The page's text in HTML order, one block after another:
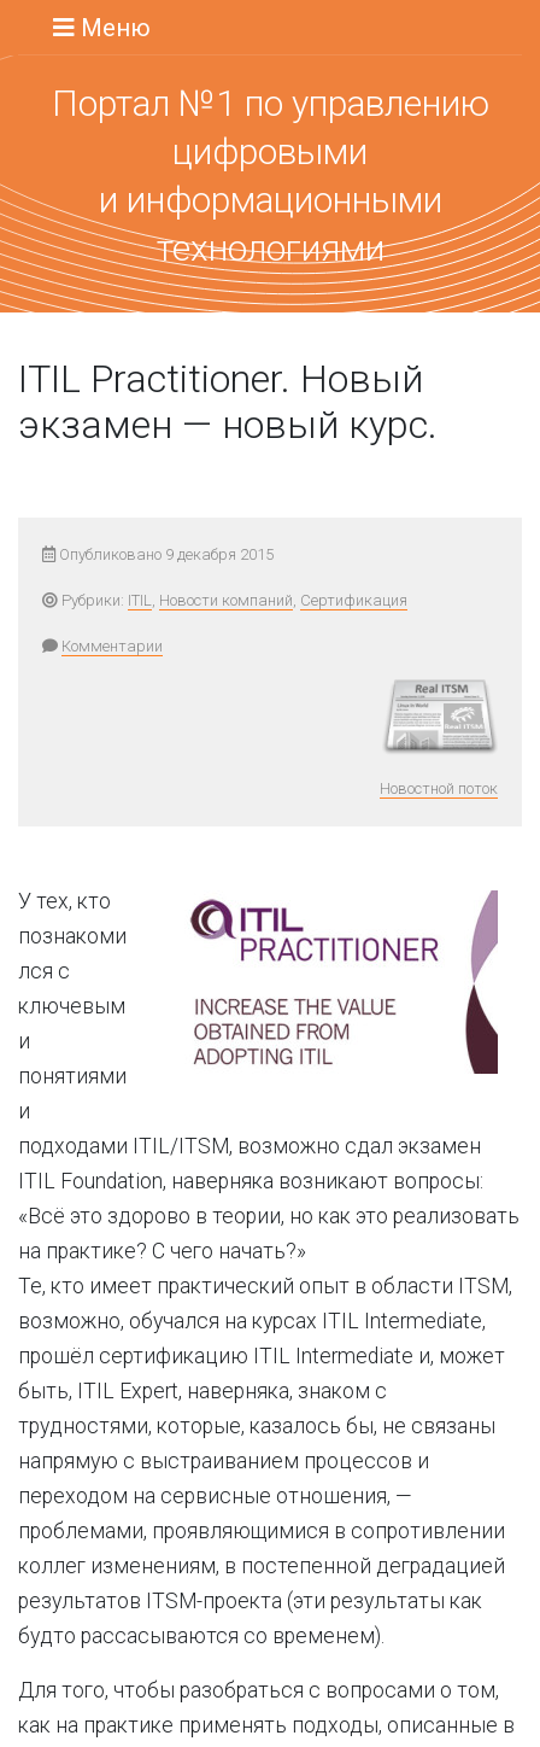
Меню
Портал №1 по управлению
цифровыми
и информационными
технологиями
ITIL Practitioner. Новый
экзамен — новый курс.
Опубликовано 9 декабря 2015
Рубрики: ITIL, Новости компаний, Сертификация
Комментарии
Новостной поток
У тех, кто
познакоми
лся с
ключевым
и
понятиями
и
подходами ITIL/ITSM, возможно сдал экзамен
ITIL Foundation, наверняка возникают вопросы:
«Всё это здорово в теории, но как это реализовать
на практике? С чего начать?»
Те, кто имеет практический опыт в области ITSM,
возможно, обучался на курсах ITIL Intermediate,
прошёл сертификацию ITIL Intermediate и, может
быть, ITIL Expert, наверняка, знаком с
трудностями, которые, казалось бы, не связаны
напрямую с выстраиванием процессов и
переходом на сервисные отношения, —
проблемами, проявляющимися в сопротивлении
коллег изменениям, в постепенной деградацией
результатов ITSM-проекта (эти результаты как
будто рассасываются со временем).
Для того, чтобы разобраться с вопросами о том,
как на практике применять подходы, описанные в